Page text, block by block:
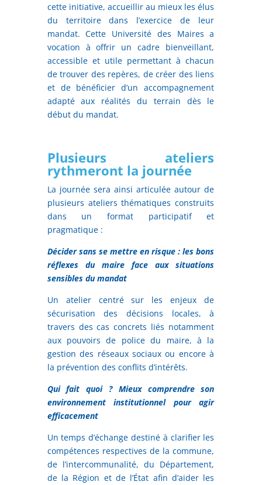
cette initiative, accueillir au mieux les élus
du territoire dans l’exercice de leur
mandat. Cette Université des Maires a
vocation à offrir un cadre bienveillant,
accessible et utile permettant à chacun
de trouver des repères, de créer des liens
et de bénéficier d’un accompagnement
adapté aux réalités du terrain dès le
début du mandat.
Plusieurs ateliers
rythmeront la journée
La journée sera ainsi articulée autour de
plusieurs ateliers thématiques construits
dans un format participatif et
pragmatique :
Décider sans se mettre en risque : les bons
réflexes du maire face aux situations
sensibles du mandat
Un atelier centré sur les enjeux de
sécurisation des décisions locales, à
travers des cas concrets liés notamment
aux pouvoirs de police du maire, à la
gestion des réseaux sociaux ou encore à
la prévention des conflits d’intérêts.
Qui fait quoi ? Mieux comprendre son
environnement institutionnel pour agir
efficacement
Un temps d’échange destiné à clarifier les
compétences respectives de la commune,
de l’intercommunalité, du Département,
de la Région et de l’État afin d’aider les